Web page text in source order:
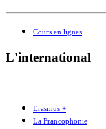
Cours en lignes
L'international
Erasmus +
La Francophonie